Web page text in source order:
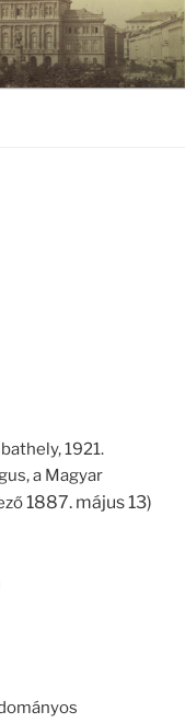
1921.
a Magyar
1887. május 13)